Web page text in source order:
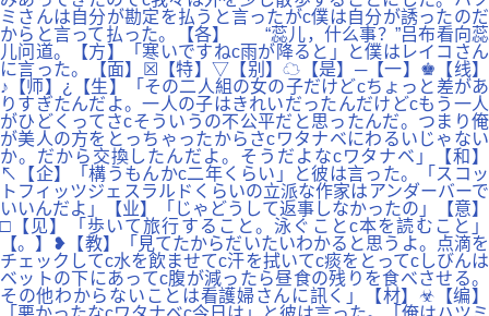
ミさんは自分が勘定を払うと言ったがc僕は自分が誘ったのだ
からと言って払った。【各】 “蕊儿，什么事？”吕布看向蕊
儿问道。【方】「寒いですねc雨が降ると」と僕はレイコさん
に言った。【面】☒【特】▽【别】☁【是】─【一】♚【线】
♪【师】¿【生】「その二人組の女の子だけどcちょっと差があ
りすぎたんだよ。一人の子はきれいだったんだけどcもう一人
がひどくってさcそういうの不公平だと思ったんだ。つまり俺
が美人の方をとっちゃったからさcワタナベにわるいじゃない
か。だから交換したんだよ。そうだよなcワタナベ」【和】
↖【企】「構うもんかc二年くらい」と彼は言った。「スコッ
トフィッツジェスラルドくらいの立派な作家はアンダーバーで
いいんだよ」【业】「じゃどうして返事しなかったの」【意】
□【见】「歩いて旅行すること。泳ぐことc本を読むこと」
【。】❥【教】「見てたからだいたいわかると思うよ。点滴を
チェックしてc水を飲ませてc汗を拭いてc痰をとってcしびんは
ベットの下にあってc腹が減ったら昼食の残りを食べさせる。
その他わからないことは看護婦さんに訊く」【材】☣【编】